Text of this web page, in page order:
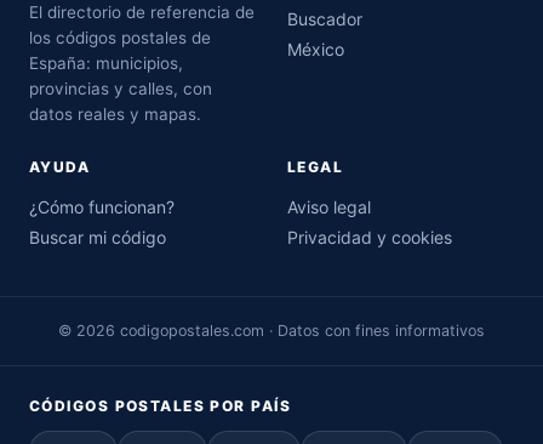
El directorio de referencia de
los códigos postales de
España: municipios,
provincias y calles, con
datos reales y mapas.
Buscador
México
AYUDA
¿Cómo funcionan?
Buscar mi código
LEGAL
Aviso legal
Privacidad y cookies
© 2026 codigopostales.com · Datos con fines informativos
CÓDIGOS POSTALES POR PAÍS